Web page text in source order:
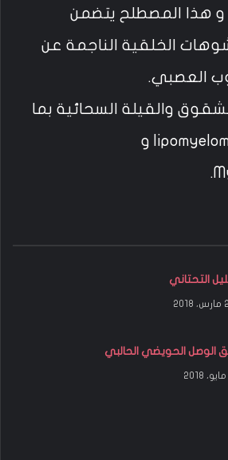
و هذا المصطلح يتضمن
الخلقية الناجمة عن
العصبي.
والقيلة السحائية بما
فيها lipomyelomeningocele و
التحتاني
الوصل الحويضي الحالبي